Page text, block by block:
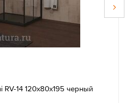
14 120x80х195 черный